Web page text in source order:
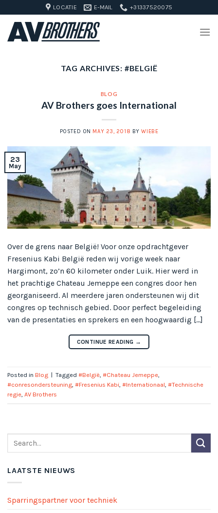
to
content
LOCATIE E-MAIL +31337520075
TAG ARCHIVES: #BELGIË
BLOG
AV Brothers goes International
POSTED ON MAY 23, 2018 BYWIEBE
23
May
Over de grens naar België! Voor onze opdrachtgever
Fresenius Kabi België reden wij vorige week naar
Hargimont, zo’n 60 kilometer onder Luik. Hier werd in
het prachtige Chateau Jemeppe een congres door hen
georganiseerd. Al meerdere jaren ondersteunen wij dit
congres op technisch gebied. Door perfect begeleiding
van de presentaties en sprekers en een hoogwaardig […]
CONTINUE READING →
Posted in Blog | Tagged #België, #Chateau Jemeppe,
#conresondersteuning, #Fresenius Kabi, #Internationaal, #Technische
regie, AV Brothers
LAATSTE NIEUWS
Sparringspartner voor techniek